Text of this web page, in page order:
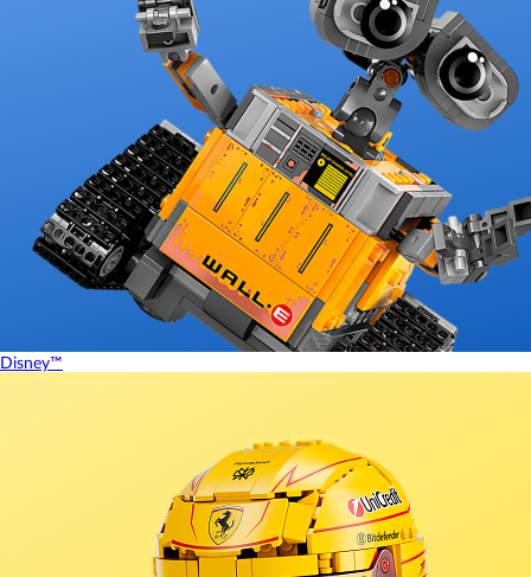
Disney™